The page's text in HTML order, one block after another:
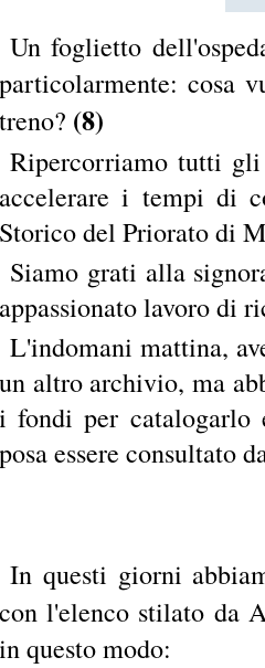
Un foglietto
particolarmente: cosa
treno? (8)
Ripercorriamo tutti
accelerare i tempi di
Storico del Priorato di
Siamo grati alla
appassionato lavoro di
L'indomani mattina,
un altro archivio, ma
i fondi per catalogarlo
posa essere consultato
In questi giorni
con l'elenco stilato da
in questo modo: